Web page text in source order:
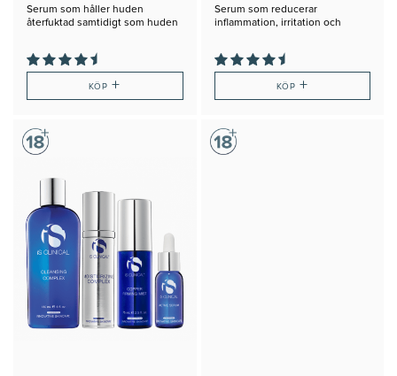
Serum som håller huden
återfuktad samtidigt som huden
KÖP+
Serum som reducerar
inflammation, irritation och
KÖP +